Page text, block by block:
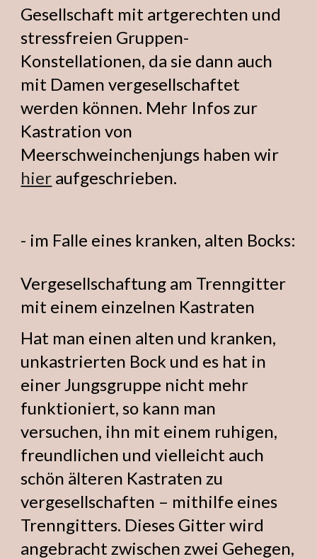
Gesellschaft mit artgerechten und
stressfreien Gruppen-
Konstellationen, da sie dann auch
mit Damen vergesellschaftet
werden können. Mehr Infos zur
Kastration von
Meerschweinchenjungs haben wir
hier aufgeschrieben.
- im Falle eines kranken, alten Bocks:
Vergesellschaftung am Trenngitter
mit einem einzelnen Kastraten
Hat man einen alten und kranken,
unkastrierten Bock und es hat in
einer Jungsgruppe nicht mehr
funktioniert, so kann man
versuchen, ihn mit einem ruhigen,
freundlichen und vielleicht auch
schön älteren Kastraten zu
vergesellschaften – mithilfe eines
Trenngitters. Dieses Gitter wird
angebracht zwischen zwei Gehegen,